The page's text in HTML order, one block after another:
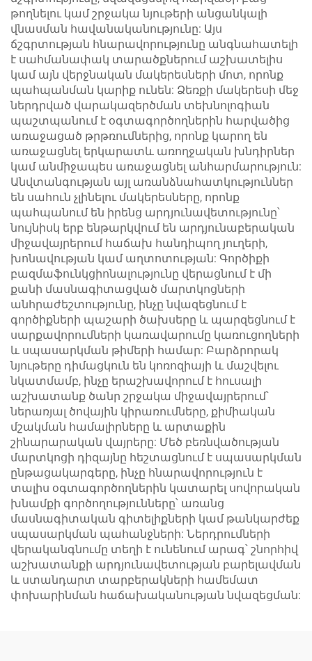
թողնելու կամ շրջակա նյութերի անցանկալի
վնասման հավանականությունը: Այս
ճշգրտության հնարավորությունը անգնահատելի
է սահմանափակ տարածքներում աշխատելիս
կամ այն վերջնական մակերեսների մոտ, որոնք
պահպանման կարիք ունեն: Ձեռքի մակերեսի մեջ
ներդրված վարակազերծման տեխնոլոգիան
պաշտպանում է օգտագործողներին հարվածից
առաջացած թրթռումներից, որոնք կարող են
առաջացնել երկարատև առողջական խնդիրներ
կամ անմիջապես առաջացնել անհարմարություն:
Անվտանգության այլ առանձնահատկություններ
են սահուն չլինելու մակերեսները, որոնք
պահպանում են իրենց արդյունավետությունը՝
նույնիսկ երբ ենթարկվում են արդյունաբերական
միջավայրերում հաճախ հանդիպող յուղերի,
խոնավության կամ աղտոտության: Գործիքի
բազմաֆունկցիոնալությունը վերացնում է մի
քանի մասնագիտացված մարտկոցների
անհրաժեշտությունը, ինչը նվազեցնում է
գործիքների պաշարի ծախսերը և պարզեցնում է
սարքավորումների կառավարումը կառուցողների
և սպասարկման թիմերի համար: Բարձրորակ
նյութերը դիմացկուն են կոռոզիայի և մաշվելու
նկատմամբ, ինչը երաշխավորում է հուսալի
աշխատանք ծանր շրջակա միջավայրերում՝
ներառյալ ծովային կիրառումները, քիմիական
մշակման համալիրները և արտաքին
շինարարական վայրերը: Մեծ բեռնվածության
մարտկոցի դիզայնը հեշտացնում է սպասարկման
ընթացակարգերը, ինչը հնարավորություն է
տալիս օգտագործողներին կատարել սովորական
խնամքի գործողությունները՝ առանց
մասնագիտական գիտելիքների կամ թանկարժեք
սպասարկման պահանջների: Ներդրումների
վերականգնումը տեղի է ունենում արագ՝ շնորհիվ
աշխատանքի արդյունավետության բարելավման
և ստանդարտ տարբերակների համեմատ
փոխարինման հաճախականության նվազեցման: